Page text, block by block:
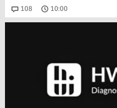
108 Kommentare
10:00